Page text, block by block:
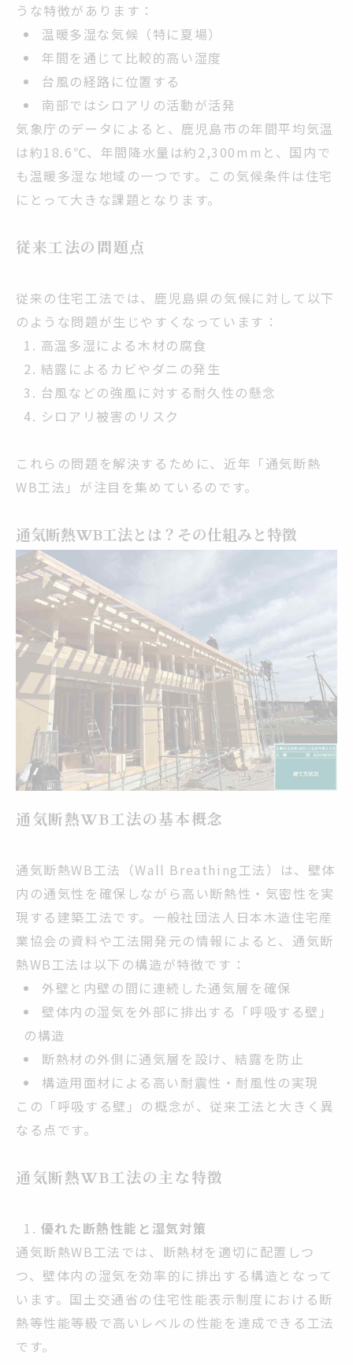
うな特徴があります：
温暖多湿な気候（特に夏場）
年間を通じて比較的高い湿度
台風の経路に位置する
南部ではシロアリの活動が活発
気象庁のデータによると、鹿児島市の年間平均気温
は約18.6℃、年間降水量は約2,300mmと、国内で
も温暖多湿な地域の一つです。この気候条件は住宅
にとって大きな課題となります。
従来工法の問題点
従来の住宅工法では、鹿児島県の気候に対して以下
のような問題が生じやすくなっています：
高温多湿による木材の腐食
結露によるカビやダニの発生
台風などの強風に対する耐久性の懸念
シロアリ被害のリスク
これらの問題を解決するために、近年「通気断熱
WB工法」が注目を集めているのです。
通気断熱WB工法とは？その仕組みと特徴
通気断熱WB工法の基本概念
通気断熱WB工法（Wall Breathing工法）は、壁体
内の通気性を確保しながら高い断熱性・気密性を実
現する建築工法です。一般社団法人日本木造住宅産
業協会の資料や工法開発元の情報によると、通気断
熱WB工法は以下の構造が特徴です：
外壁と内壁の間に連続した通気層を確保
壁体内の湿気を外部に排出する「呼吸する壁」
の構造
断熱材の外側に通気層を設け、結露を防止
構造用面材による高い耐震性・耐風性の実現
この「呼吸する壁」の概念が、従来工法と大きく異
なる点です。
通気断熱WB工法の主な特徴
優れた断熱性能と湿気対策
通気断熱WB工法では、断熱材を適切に配置しつ
つ、壁体内の湿気を効率的に排出する構造となって
います。国土交通省の住宅性能表示制度における断
熱等性能等級で高いレベルの性能を達成できる工法
です。